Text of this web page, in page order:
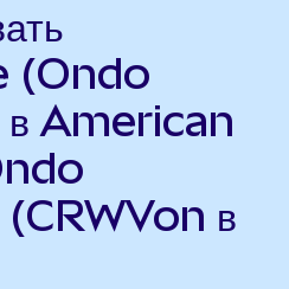
(Ondo
American
в